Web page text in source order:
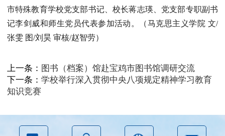
市特殊教育学校党支部书记、校长蒋志瑛、党支部专职副书
记李剑威和师生党员代表参加活动。（马克思主义学院 文/
张雯 图/刘昊 审核/赵智劳）
上一条： 图书（档案）馆赴宝鸡市图书馆调研交流
下一条： 学校举行深入贯彻中央八项规定精神学习教育
知识竞赛